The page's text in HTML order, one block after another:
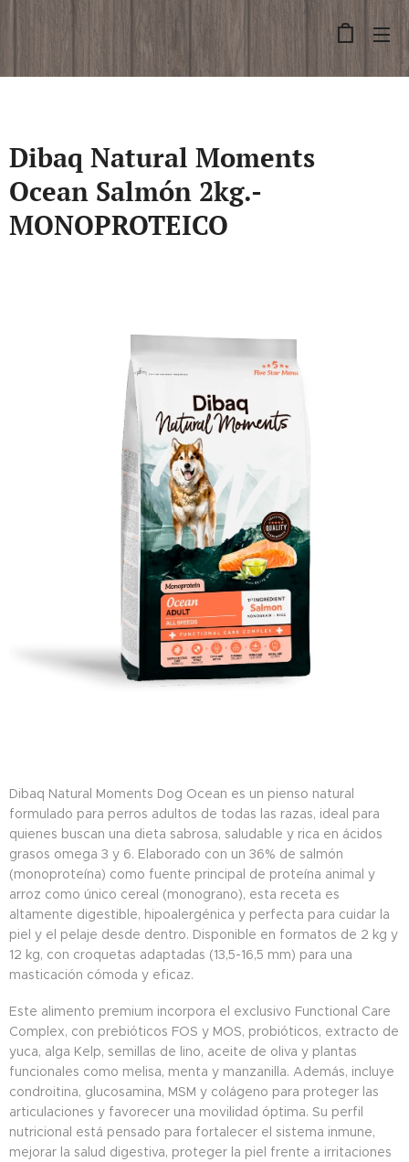
Dibaq Natural Moments
Ocean Salmón 2kg.-
MONOPROTEICO
Dibaq Natural Moments Dog Ocean es un pienso natural
formulado para perros adultos de todas las razas, ideal para
quienes buscan una dieta sabrosa, saludable y rica en ácidos
grasos omega 3 y 6. Elaborado con un 36% de salmón
(monoproteína) como fuente principal de proteína animal y
arroz como único cereal (monograno), esta receta es
altamente digestible, hipoalergénica y perfecta para cuidar la
piel y el pelaje desde dentro. Disponible en formatos de 2 kg y
12 kg, con croquetas adaptadas (13,5-16,5 mm) para una
masticación cómoda y eficaz.
Este alimento premium incorpora el exclusivo Functional Care
Complex, con prebióticos FOS y MOS, probióticos, extracto de
yuca, alga Kelp, semillas de lino, aceite de oliva y plantas
funcionales como melisa, menta y manzanilla. Además, incluye
condroitina, glucosamina, MSM y colágeno para proteger las
articulaciones y favorecer una movilidad óptima. Su perfil
nutricional está pensado para fortalecer el sistema inmune,
mejorar la salud digestiva, proteger la piel frente a irritaciones